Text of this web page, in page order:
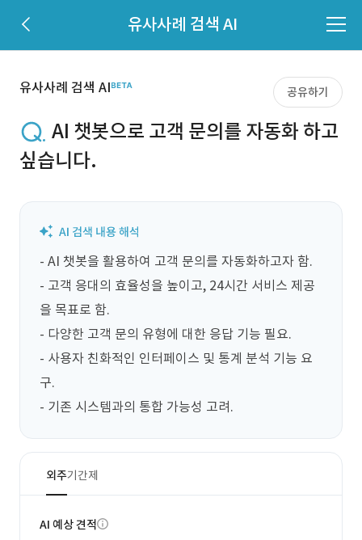
유사사례 검색 AI
유사사례 검색 AI 공유하기
AI 챗봇으로 고객 문의를 자동화 하고
싶습니다.
- AI 챗봇을 활용하여 고객 문의를 자동화하고자 함.
- 고객 응대의 효율성을 높이고, 24시간 서비스 제공
을 목표로 함.
- 다양한 고객 문의 유형에 대한 응답 기능 필요.
- 사용자 친화적인 인터페이스 및 통계 분석 기능 요
구.
- 기존 시스템과의 통합 가능성 고려.
외주기간제
AI 예상 견적